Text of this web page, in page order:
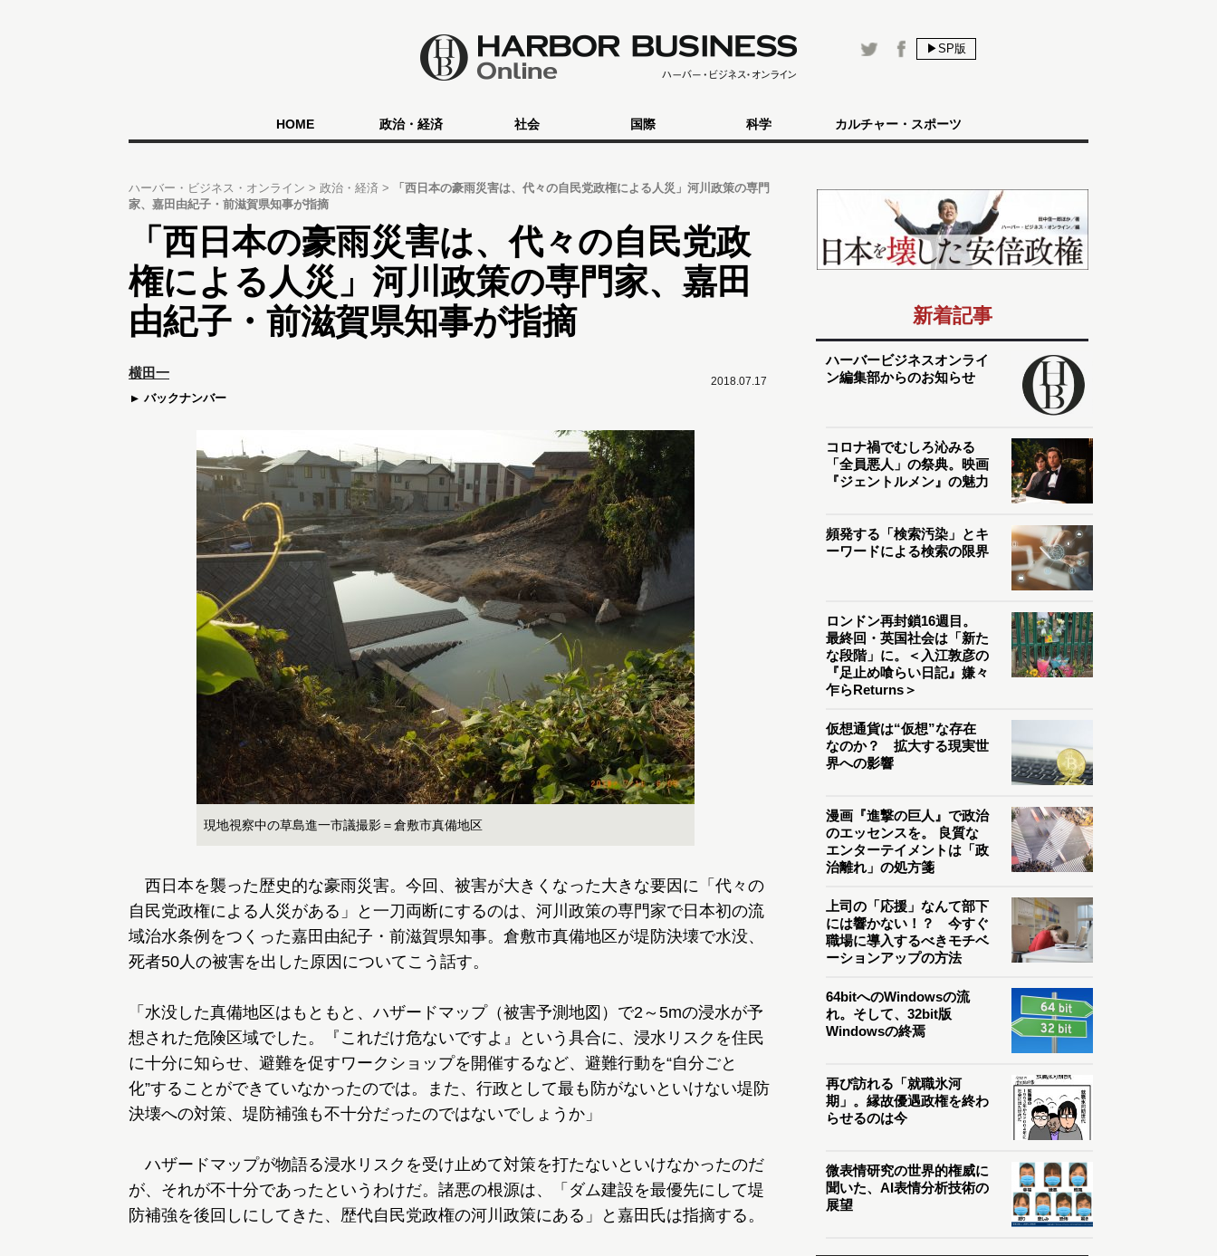
▶SP版
HOME 政治・経済 社会 国際 科学 カルチャー・スポーツ
ハーバー・ビジネス・オンライン 政治・経済
「西日本の豪雨災害は、代々の自民党政権による人災」河川政策の専門
家、嘉田由紀子・前滋賀県知事が指摘
「西日本の豪雨災害は、代々の自民党政
権による人災」河川政策の専門家、嘉田
由紀子・前滋賀県知事が指摘
2018.07.17
横田一
バックナンバー
現地視察中の草島進一市議撮影＝倉敷市真備地区
西日本を襲った歴史的な豪雨災害。今回、被害が大きくなった大きな要因に「代々の
自民党政権による人災がある」と一刀両断にするのは、河川政策の専門家で日本初の流
域治水条例をつくった嘉田由紀子・前滋賀県知事。倉敷市真備地区が堤防決壊で水没、
死者50人の被害を出した原因についてこう話す。
「水没した真備地区はもともと、ハザードマップ（被害予測地図）で2～5mの浸水が予
想された危険区域でした。『これだけ危ないですよ』という具合に、浸水リスクを住民
に十分に知らせ、避難を促すワークショップを開催するなど、避難行動を“自分ごと
化”することができていなかったのでは。また、行政として最も防がないといけない堤防
決壊への対策、堤防補強も不十分だったのではないでしょうか」
ハザードマップが物語る浸水リスクを受け止めて対策を打たないといけなかったのだ
が、それが不十分であったというわけだ。諸悪の根源は、「ダム建設を最優先にして堤
防補強を後回しにしてきた、歴代自民党政権の河川政策にある」と嘉田氏は指摘する。
新着記事
ハーバービジネスオンライ
ン編集部からのお知らせ
コロナ禍でむしろ沁みる
「全員悪人」の祭典。映画
『ジェントルメン』の魅力
頻発する「検索汚染」とキ
ーワードによる検索の限界
ロンドン再封鎖16週目。
最終回・英国社会は「新た
な段階」に。＜入江敦彦の
『足止め喰らい日記』嫌々
乍らReturns＞
仮想通貨は“仮想”な存在
なのか？ 拡大する現実世
界への影響
漫画『進撃の巨人』で政治
のエッセンスを。 良質な
エンターテイメントは「政
治離れ」の処方箋
上司の「応援」なんて部下
には響かない！？ 今すぐ
職場に導入するべきモチベ
ーションアップの方法
64bitへのWindowsの流
れ。そして、32bit版
Windowsの終焉
再び訪れる「就職氷河
期」。縁故優遇政権を終わ
らせるのは今
微表情研究の世界的権威に
聞いた、AI表情分析技術の
展望